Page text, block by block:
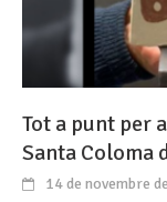
Tot a punt per
Santa Coloma
14 de novembre